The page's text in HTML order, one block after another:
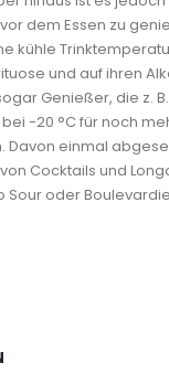
dem Essen zu
kühle
und auf ihren
Genießer, die z.
-20 °C für noch
Davon einmal
Cocktails und
Sour oder